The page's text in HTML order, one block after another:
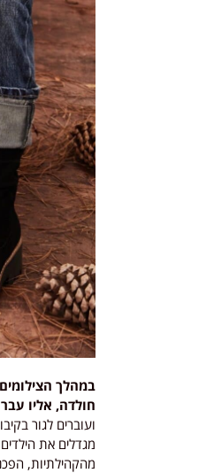
במהלך
חולדה, אליו
ועוברים לגור
מגדלים את
מהקהילתיות,